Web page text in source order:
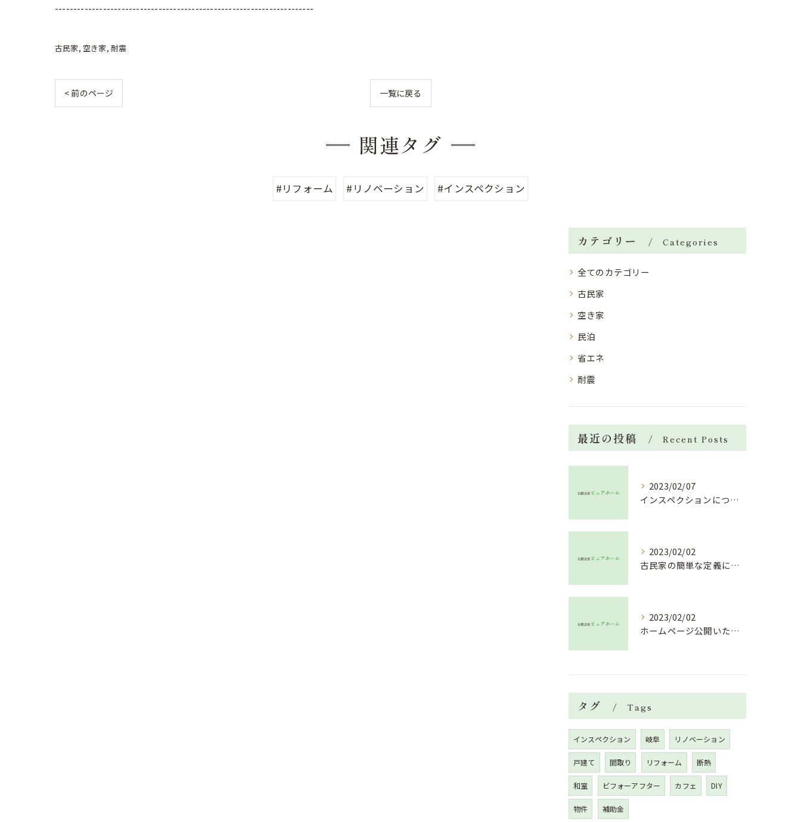
----------------------------------------------------------------------
古民家 空き家 耐震
< 前のページ 一覧に戻る
関連タグ
#リフォーム #リノベーション #インスペクション
カテゴリー Categories
全てのカテゴリー
古民家
空き家
民泊
省エネ
耐震
最近の投稿 Recent Posts
2023/02/07
インスペクションについて！？
2023/02/02
古民家の簡単な定義について
2023/02/02
ホームページ公開いたしました！
タグ Tags
インスペクション 岐阜 リノベーション
戸建て 間取り リフォーム 断熱
和室 ビフォーアフター カフェ DIY
物件 補助金